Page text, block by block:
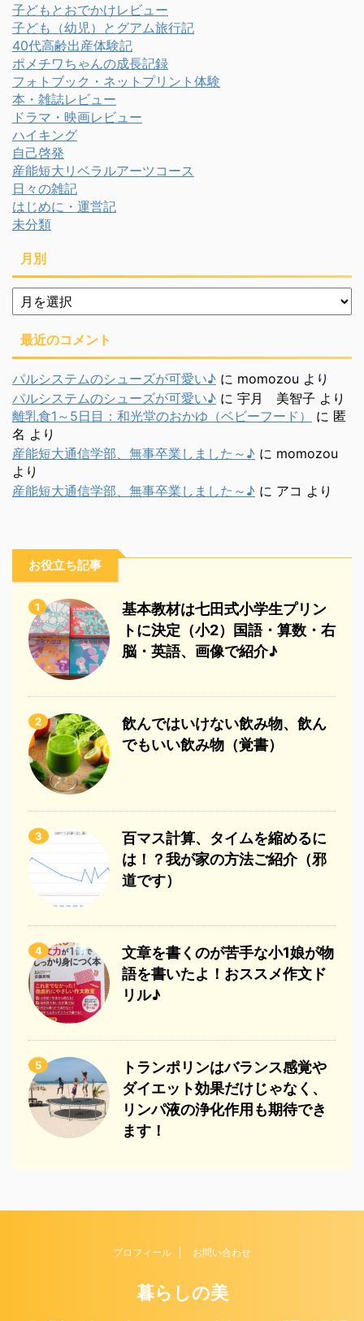
子どもとおでかけレビュー
子ども（幼児）とグアム旅行記
40代高齢出産体験記
ポメチワちゃんの成長記録
フォトブック・ネットプリント体験
本・雑誌レビュー
ドラマ・映画レビュー
ハイキング
自己啓発
産能短大リベラルアーツコース
日々の雑記
はじめに・運営記
未分類
月別
月
別
最近のコメント
パルシステムのシューズが可愛い♪ に momozou より
パルシステムのシューズが可愛い♪ に 宇月 美智子 より
離乳食1～5日目：和光堂のおかゆ（ベビーフード）
に 匿
名 より
産能短大通信学部、無事卒業しました～♪ に momozou
より
産能短大通信学部、無事卒業しました～♪ に アコ より
お役立ち記事
1
基本教材は七田式小学生プリン
トに決定（小2）国語・算数・右
脳・英語、画像で紹介♪
2
飲んではいけない飲み物、飲ん
でもいい飲み物（覚書）
3
百マス計算、タイムを縮めるに
は！？我が家の方法ご紹介（邪
道です）
4
文章を書くのが苦手な小1娘が物
語を書いたよ！おススメ作文ド
リル♪
5
トランポリンはバランス感覚や
ダイエット効果だけじゃなく、
リンパ液の浄化作用も期待でき
ます！
プロフィール お問い合わせ
暮らしの美